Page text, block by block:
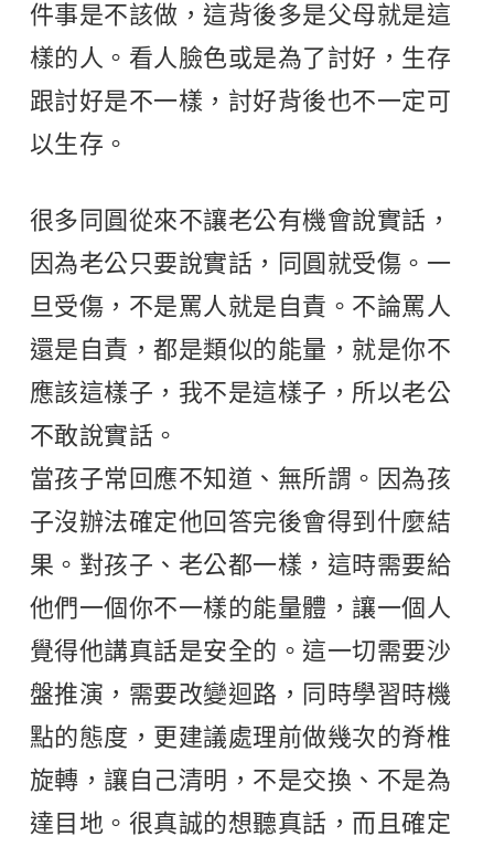
件事是不該做，這背後多是父母就是這
樣的人。看人臉色或是為了討好，生存
跟討好是不一樣，討好背後也不一定可
以生存。
很多同圓從來不讓老公有機會說實話，
因為老公只要說實話，同圓就受傷。一
旦受傷，不是罵人就是自責。不論罵人
還是自責，都是類似的能量，就是你不
應該這樣子，我不是這樣子，所以老公
不敢說實話。
當孩子常回應不知道、無所謂。因為孩
子沒辦法確定他回答完後會得到什麼結
果。對孩子、老公都一樣，這時需要給
他們一個你不一樣的能量體，讓一個人
覺得他講真話是安全的。這一切需要沙
盤推演，需要改變迴路，同時學習時機
點的態度，更建議處理前做幾次的脊椎
旋轉，讓自己清明，不是交換、不是為
達目地。很真誠的想聽真話，而且確定